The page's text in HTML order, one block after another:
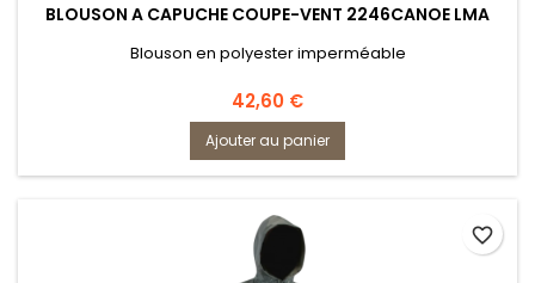
BLOUSON A CAPUCHE COUPE-VENT 2246CANOE LMA
Blouson en polyester imperméable
Prix
42,60 €
Ajouter au panier
favorite_border